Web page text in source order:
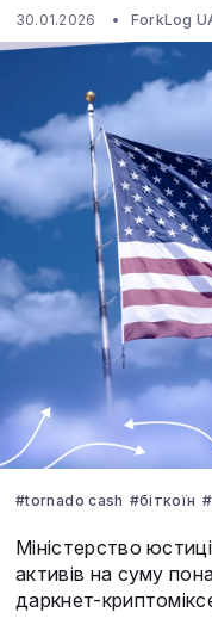
30.01.2026 ForkLog
#tornado cash #біткоїн
Міністерство
активів на суму
даркнет-